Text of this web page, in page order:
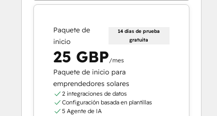
Paquete de
inicio
14 días de prueba
gratuita
25 GBP/mes
Paquete de inicio para
emprendedores solares
2 integraciones de datos
Configuración basada en plantillas
5 Agente de IA